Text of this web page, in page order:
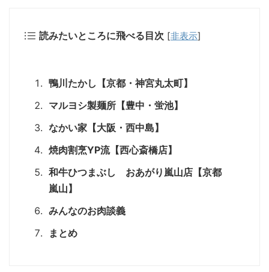
読みたいところに飛べる目次 [非表示]
鴨川たかし【京都・神宮丸太町】
マルヨシ製麺所【豊中・蛍池】
なかい家【大阪・西中島】
焼肉割烹YP流【西心斎橋店】
和牛ひつまぶし おあがり嵐山店【京都
嵐山】
みんなのお肉談義
まとめ